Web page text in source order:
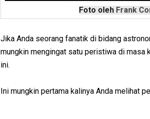
Foto oleh Frank
Jika Anda seorang fanatik di bidang
mungkin mengingat satu peristiwa di masa
ini.
Ini mungkin pertama kalinya Anda melihat